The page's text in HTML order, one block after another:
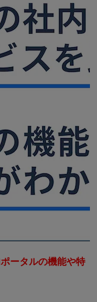
ータルの機能や特